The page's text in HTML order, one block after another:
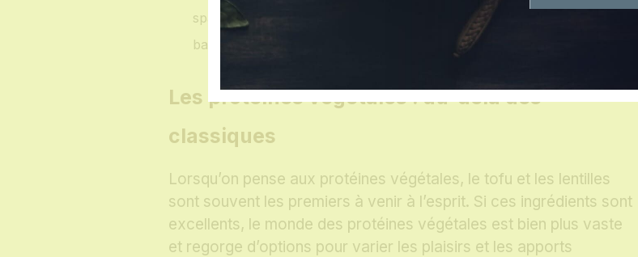
spaghetti comme base de nouilles, agrémentée d’une sauce crémeuse à
base de noix de cajou, de levure maltée et de champignons fumés.
Les protéines végétales : au-delà des
classiques
Lorsqu’on pense aux protéines végétales, le tofu et les lentilles
sont souvent les premiers à venir à l’esprit. Si ces ingrédients sont
excellents, le monde des protéines végétales est bien plus vaste
et regorge d’options pour varier les plaisirs et les apports